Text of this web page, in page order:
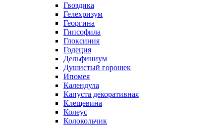
Гвоздика
Гелехризум
Георгина
Гипсофила
Глоксиния
Годеция
Дельфиниум
Душистый горошек
Ипомея
Календула
Капуста декоративная
Клещевина
Колеус
Колокольчик